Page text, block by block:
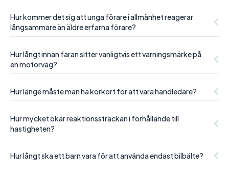
Hur kommer det sig att unga förare i allmänhet reagerar
långsammare än äldre erfarna förare?
Hur långt innan faran sitter vanligtvis ett varningsmärke på
en motorväg?
Hur länge måste man ha körkort för att vara handledare?
Hur mycket ökar reaktionssträckan i förhållande till
hastigheten?
Hur långt ska ett barn vara för att använda endast bilbälte?